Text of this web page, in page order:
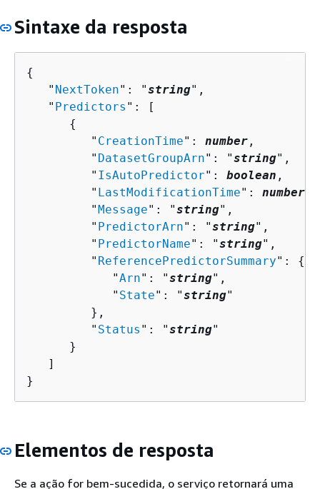
Sintaxe da resposta
{
   "
NextToken": "string",
   "
Predictors ": [
{
         "
CreationTime": number ,
         "
DatasetGroupArn": "string",
         "
IsAutoPredictor": boolean ,
         "
LastModificationTime": number
         "
Message": "string",
         "
PredictorArn": "string",
         "
PredictorName": "string",
         "
ReferencePredictorSummary": {
            "
Arn": "string",
            "
State": "string"
         },
         "
Status ": "string"
      }
   ]
}
Elementos de resposta
Se a ação for bem-sucedida, o serviço retornará uma